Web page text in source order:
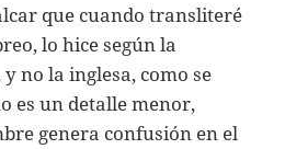
que cuando transliteré
lo hice según la
no la inglesa, como se
es un detalle menor,
genera confusión en el